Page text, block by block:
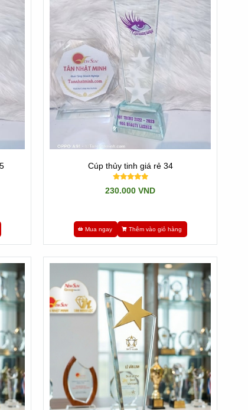
và hình thức. Có thể điêu khắc theo bất kỳ
Cúp thủy tinh giá rẻ 34
230.000 VND
Mua ngay Thêm vào giỏ hàng